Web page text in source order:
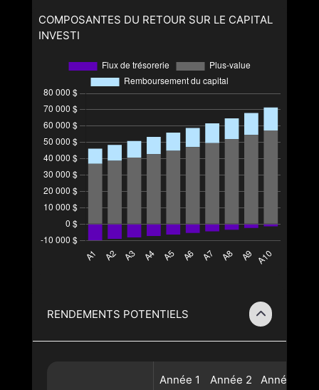
COMPOSANTES DU RETOUR SUR LE CAPITAL
INVESTI
RENDEMENTS POTENTIELS
Année 1 Année 2 Année